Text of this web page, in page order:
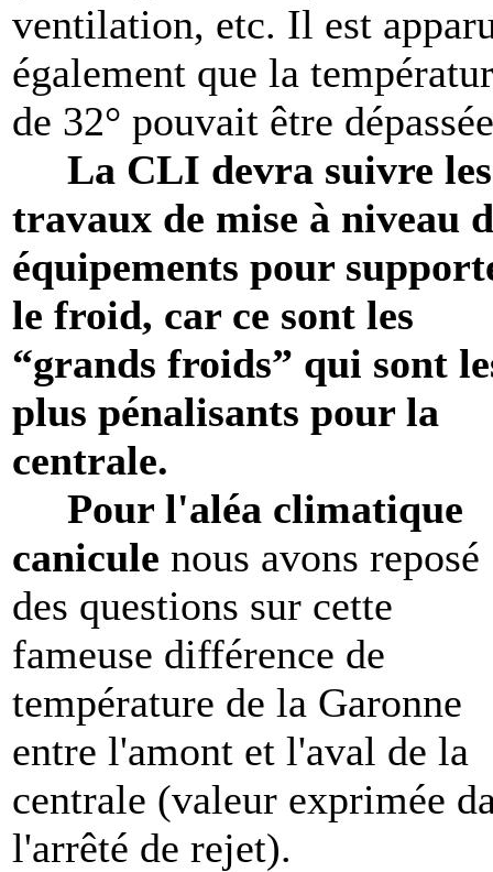
ventilation, etc. Il est
également que la
de 32° pouvait être
La CLI devra suivre les
travaux de mise à niveau
équipements pour
le froid, car ce sont les
“grands froids” qui sont
plus pénalisants pour la
centrale.
Pour l'aléa climatique
canicule nous avons reposé
des questions sur cette
fameuse différence de
température de la Garonne
entre l'amont et l'aval de la
centrale (valeur exprimée
l'arrêté de rejet).